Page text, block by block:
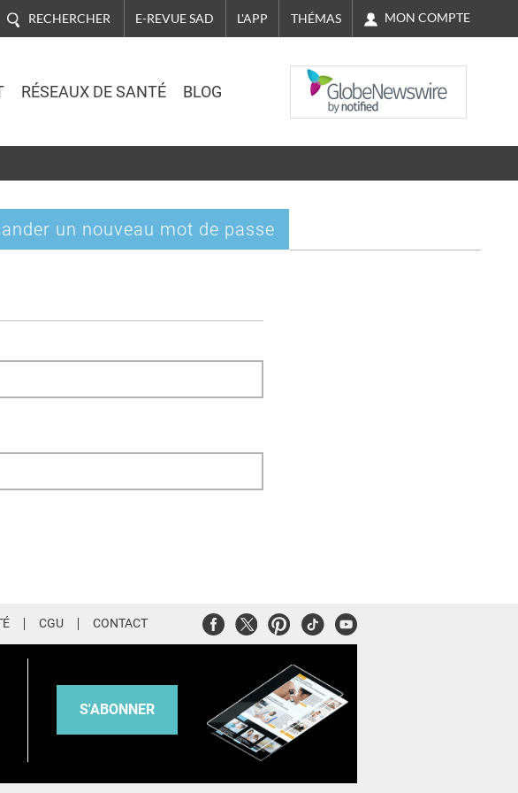
RECHERCHER E-REVUE SAD L'APP THÉMAS MON COMPTE
RÉSEAUX DE SANTÉ BLOG
NASDAQ
un nouveau mot de passe
CGU CONTACT FacebookTwitterPinterest
TiktokYoutube
S'ABONNER